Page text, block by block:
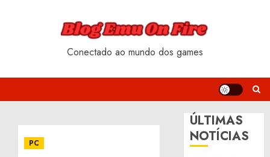
Conectado ao mundo dos games
PC
ÚLTIMAS
NOTÍCIAS